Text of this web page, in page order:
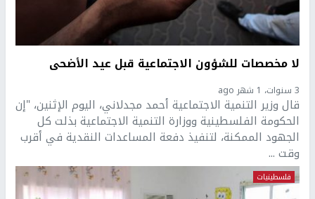
لا مخصصات للشؤون الاجتماعية قبل عيد الأضحى
3 سنوات، 1 شهر ago
قال وزير التنمية الاجتماعية أحمد مجدلاني، اليوم الإثنين، "إن
الحكومة الفلسطينية ووزارة التنمية الاجتماعية بذلت كل
الجهود الممكنة، لتنفيذ دفعة المساعدات النقدية في أقرب
وقت ...
فلسطينيات